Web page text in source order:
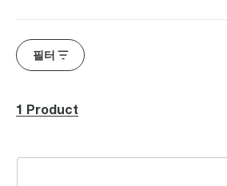
필터
1 Product
the Vac Q™